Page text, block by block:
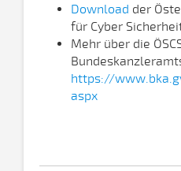
Download der
für Cyber
Mehr über die
https://
aspx